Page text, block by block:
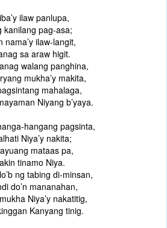
ilaw panlupa,
kanilang pag-asa;
nama’y ilaw-langit,
sa araw higit.
walang panghina,
mukha’y makita,
mahalaga,
Niyang b’yaya.
hangang pagsinta,
Niya’y nakita;
mataas pa,
tinamo Niya.
ng tabing di-minsan,
do’n mananahan,
Niya’y nakatitig,
Kanyang tinig.